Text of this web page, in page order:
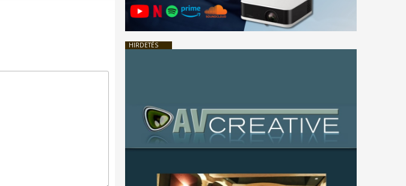
HIRDETÉS